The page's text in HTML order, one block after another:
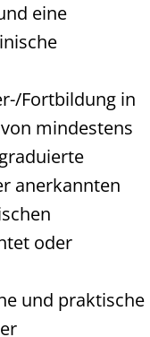
eine
Fortbildung in
mindestens
anerkannten
oder
und praktische